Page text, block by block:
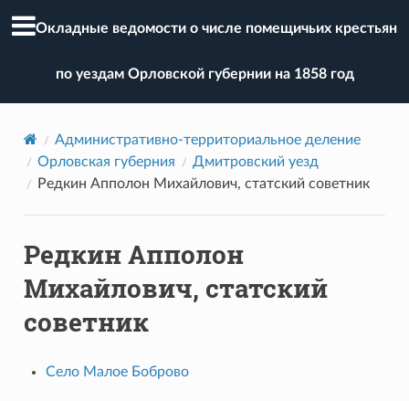
Окладные ведомости о числе помещичьих крестьян
по уездам Орловской губернии на 1858 год
Административно-территориальное деление
Орловская губерния
Дмитровский уезд
Редкин Апполон Михайлович, статский советник
Редкин Апполон
Михайлович, статский
советник
Село Малое Боброво